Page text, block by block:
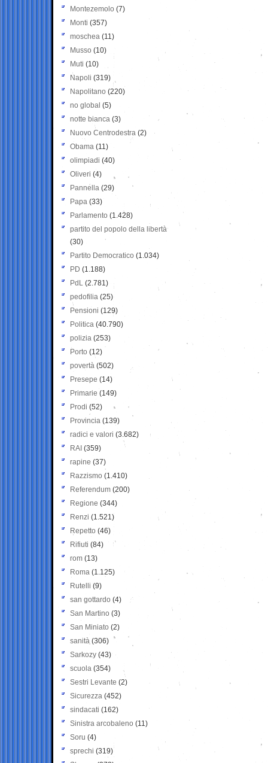
Montezemolo (7)
Monti (357)
moschea (11)
Musso (10)
Muti (10)
Napoli (319)
Napolitano (220)
no global (5)
notte bianca (3)
Nuovo Centrodestra (2)
Obama (11)
olimpiadi (40)
Oliveri (4)
Pannella (29)
Papa (33)
Parlamento (1.428)
partito del popolo della libertà
(30)
Partito Democratico (1.034)
PD (1.188)
PdL (2.781)
pedofilia (25)
Pensioni (129)
Politica (40.790)
polizia (253)
Porto (12)
povertà (502)
Presepe (14)
Primarie (149)
Prodi (52)
Provincia (139)
radici e valori (3.682)
RAI (359)
rapine (37)
Razzismo (1.410)
Referendum (200)
Regione (344)
Renzi (1.521)
Repetto (46)
Rifiuti (84)
rom (13)
Roma (1.125)
Rutelli (9)
san gottardo (4)
San Martino (3)
San Miniato (2)
sanità (306)
Sarkozy (43)
scuola (354)
Sestri Levante (2)
Sicurezza (452)
sindacati (162)
Sinistra arcobaleno (11)
Soru (4)
sprechi (319)